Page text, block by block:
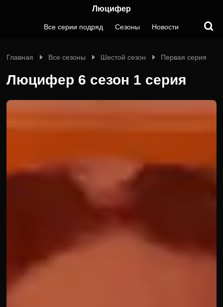
Люцифер
Все серии подряд Сезоны Новости
Главная Все сезоны Шестой сезон Первая серия
Люцифер 6 сезон 1 серия